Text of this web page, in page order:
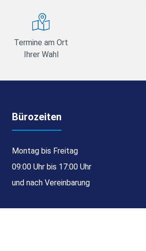
Termine am Ort
Ihrer Wahl
Bürozeiten
Montag bis Freitag
09:00 Uhr bis 17:00 Uhr
und nach Vereinbarung